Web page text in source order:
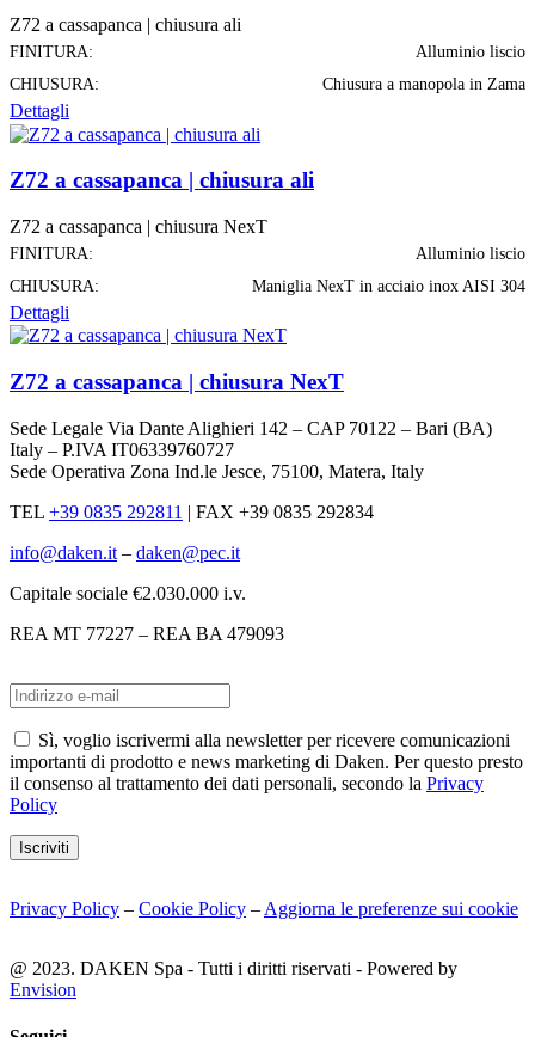
Z72 a cassapanca | chiusura ali
FINITURA:
Alluminio liscio
CHIUSURA:
Chiusura a manopola in Zama
Dettagli
Z72 a cassapanca | chiusura ali
Z72 a cassapanca | chiusura NexT
FINITURA:
Alluminio liscio
CHIUSURA:
Maniglia NexT in acciaio inox AISI 304
Dettagli
Z72 a cassapanca | chiusura NexT
Sede Legale Via Dante Alighieri 142 – CAP 70122 – Bari (BA)
Italy – P.IVA IT06339760727
Sede Operativa Zona Ind.le Jesce, 75100, Matera, Italy
TEL +39 0835 292811 | FAX +39 0835 292834
info@daken.it – daken@pec.it
Capitale sociale €2.030.000 i.v.
REA MT 77227 – REA BA 479093
Sì, voglio iscrivermi alla newsletter per ricevere comunicazioni
importanti di prodotto e news marketing di Daken. Per questo presto
il consenso al trattamento dei dati personali, secondo la Privacy
Policy
Iscriviti
Privacy Policy – Cookie Policy – Aggiorna le preferenze sui cookie
@ 2023. DAKEN Spa - Tutti i diritti riservati - Powered by
Envision